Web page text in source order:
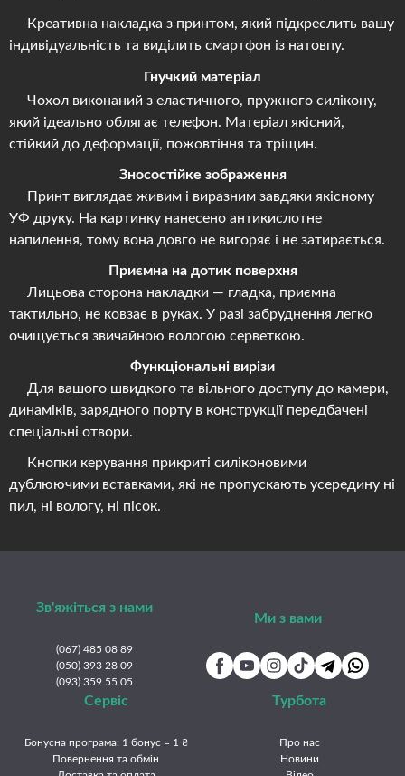
Креативна накладка з принтом, який підкреслить вашу
індивідуальність та виділить смартфон із натовпу.
Гнучкий матеріал
Чохол виконаний з еластичного, пружного силікону,
який ідеально облягає телефон. Матеріал якісний,
стійкий до деформації, пожовтіння та тріщин.
Зносостійке зображення
Принт виглядає живим і виразним завдяки якісному
УФ друку. На картинку нанесено антикислотне
напилення, тому вона довго не вигоряє і не затирається.
Приємна на дотик поверхня
Лицьова сторона накладки — гладка, приємна
тактильно, не ковзає в руках. У разі забруднення легко
очищується звичайною вологою серветкою.
Функціональні вирізи
Для вашого швидкого та вільного доступу до камери,
динаміків, зарядного порту в конструкції передбачені
спеціальні отвори.
Кнопки керування прикриті силіконовими
дублюючими вставками, які не пропускають усередину ні
пил, ні вологу, ні пісок.
Зв'яжіться з нами
(067) 485 08 89
(050) 393 28 09
(093) 359 55 05
Ми з вами
Сервіс
Бонусна програма: 1 бонус = 1 ₴
Повернення та обмін
Турбота
Про нас
Новини